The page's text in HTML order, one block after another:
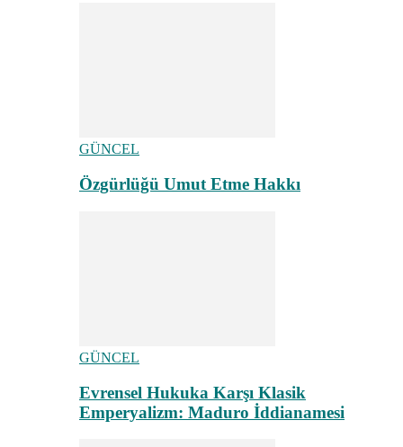
GÜNCEL
Özgürlüğü Umut Etme Hakkı
GÜNCEL
Evrensel Hukuka Karşı Klasik
Emperyalizm: Maduro İddianamesi